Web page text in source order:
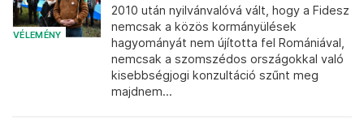
VÉLEMÉNY
2010 után nyilvánvalóvá vált, hogy a Fidesz
nemcsak a közös kormányülések
hagyományát nem újította fel Romániával,
nemcsak a szomszédos országokkal való
kisebbségjogi konzultáció szűnt meg
majdnem...